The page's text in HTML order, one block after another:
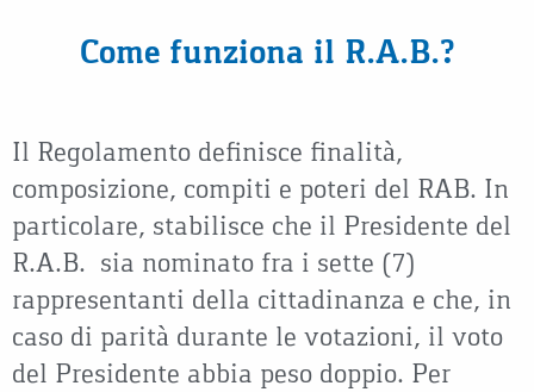
Come funziona il R.A.B.?
Il Regolamento definisce finalità,
composizione, compiti e poteri del RAB. In
particolare, stabilisce che il Presidente del
R.A.B. sia nominato fra i sette (7)
rappresentanti della cittadinanza e che, in
caso di parità durante le votazioni, il voto
del Presidente abbia peso doppio. Per